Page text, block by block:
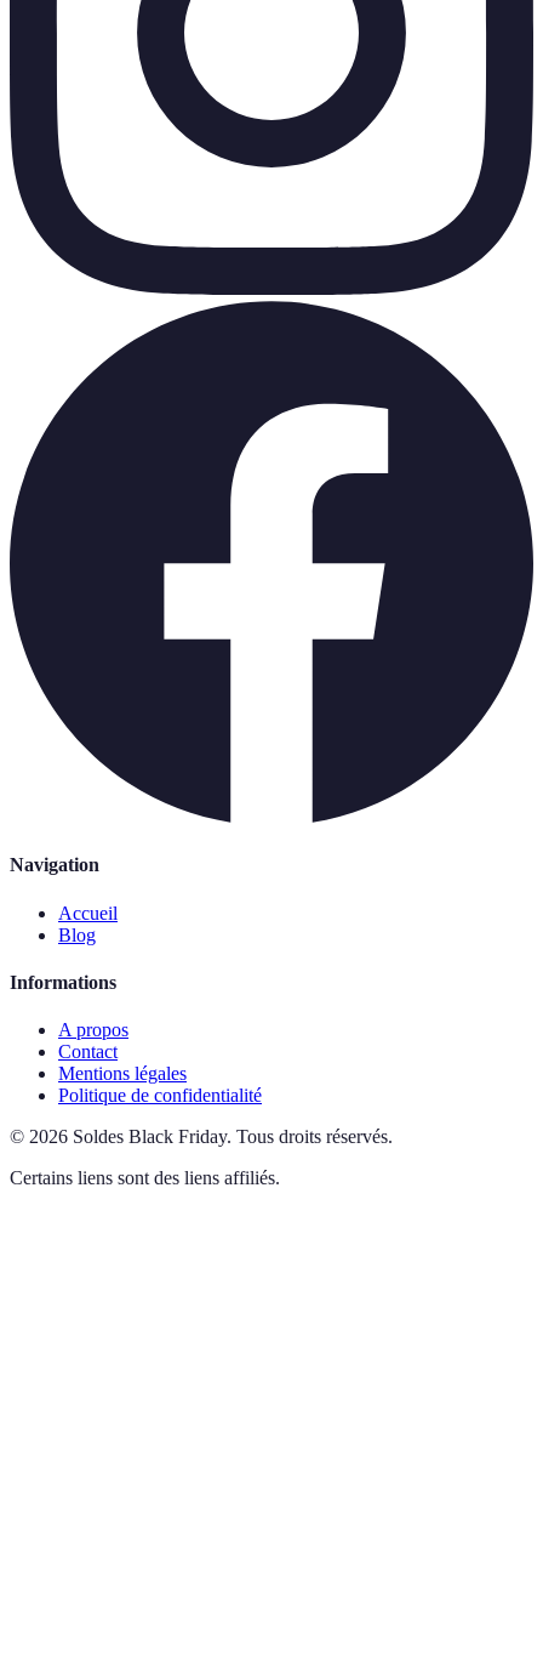
Navigation
Accueil
Blog
Informations
A propos
Contact
Mentions légales
Politique de confidentialité
© 2026 Soldes Black Friday. Tous droits réservés.
Certains liens sont des liens affiliés.